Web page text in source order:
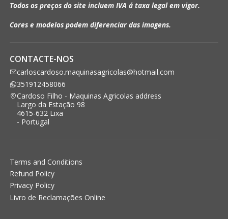
Todos os preços do site incluem IVA á taxa legal em vigor.
Cores e modelos podem diferenciar das imagens.
CONTACTE-NOS
carloscardoso.maquinasagricolas@hotmail.com
351912458066
Cardoso Filho - Maquinas Agricolas address
Largo da Estação 98
4615-632 Lixa
- Portugal
Terms and Conditions
Refund Policy
Privacy Policy
Livro de Reclamações Online